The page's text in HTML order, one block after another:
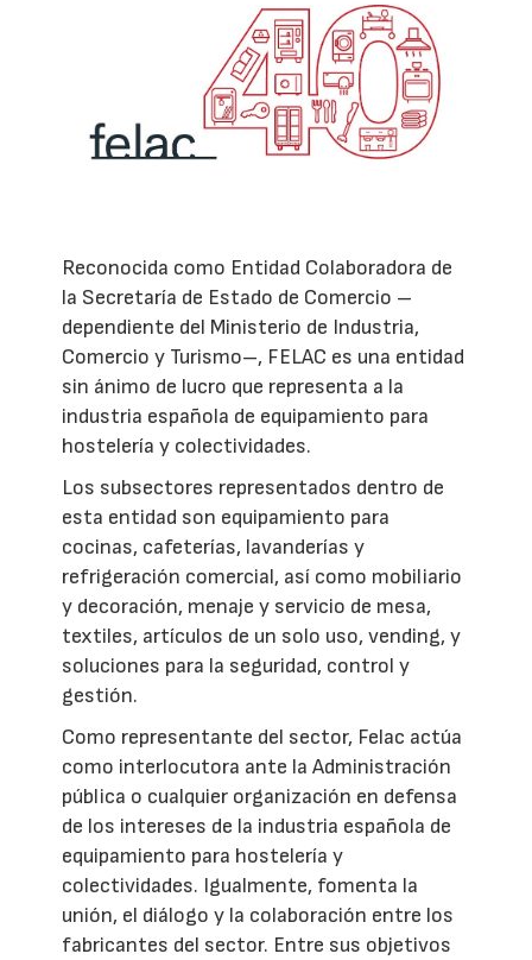
Reconocida como Entidad Colaboradora de
la Secretaría de Estado de Comercio –
dependiente del Ministerio de Industria,
Comercio y Turismo–, FELAC es una entidad
sin ánimo de lucro que representa a la
industria española de equipamiento para
hostelería y colectividades.
Los subsectores representados dentro de
esta entidad son equipamiento para
cocinas, cafeterías, lavanderías y
refrigeración comercial, así como mobiliario
y decoración, menaje y servicio de mesa,
textiles, artículos de un solo uso, vending, y
soluciones para la seguridad, control y
gestión.
Como representante del sector, Felac actúa
como interlocutora ante la Administración
pública o cualquier organización en defensa
de los intereses de la industria española de
equipamiento para hostelería y
colectividades. Igualmente, fomenta la
unión, el diálogo y la colaboración entre los
fabricantes del sector. Entre sus objetivos